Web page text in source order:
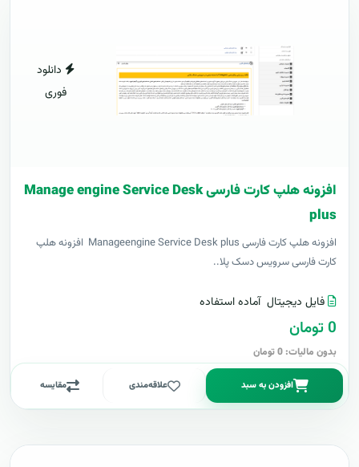
دانلود
فوری
افزونه هلپ کارت فارسی Manage engine Service Desk
plus
افزونه هلپ کارت فارسی Manageengine Service Desk plus افزونه هلپ
کارت فارسی سرویس دسک پلا..
فایل دیجیتال آماده استفاده
0 تومان
بدون مالیات: 0 تومان
افزودن به سبد علاقه‌مندی مقایسه